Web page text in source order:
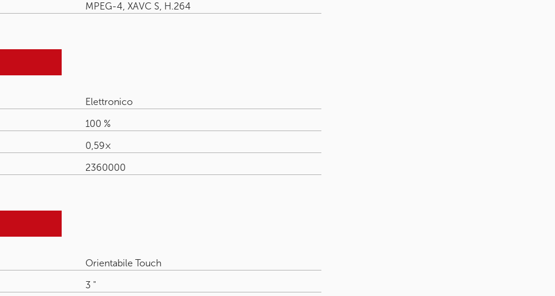
MPEG-4, XAVC S, H.264
Elettronico
100 %
0,59×
2360000
Orientabile Touch
3 "